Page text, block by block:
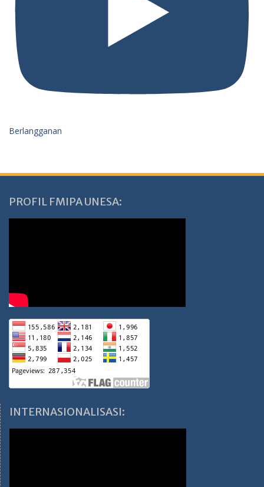
Berlangganan
PROFIL FMIPA UNESA:
INTERNASIONALISASI: